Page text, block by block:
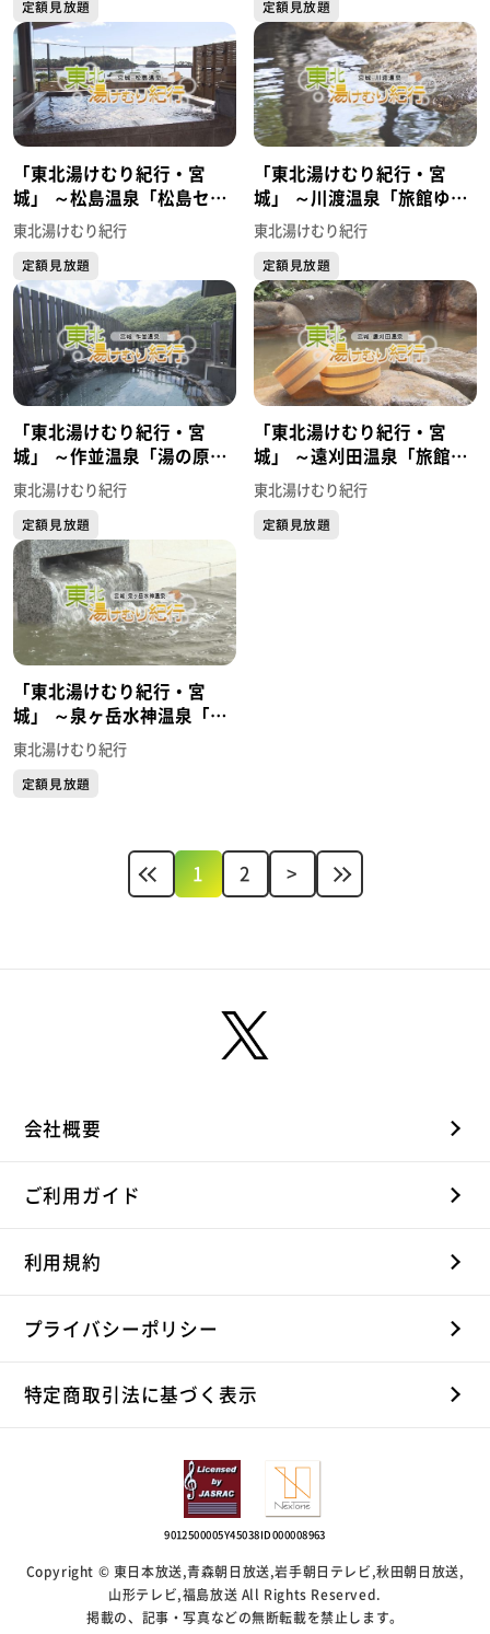
定額見放題 定額見放題
「東北湯けむり紀行・宮
城」 ～松島温泉「松島セン
チュリーホテル」～
東北湯けむり紀行
定額見放題
「東北湯けむり紀行・宮
城」 ～川渡温泉「旅館ゆ
さ」～
東北湯けむり紀行
定額見放題
「東北湯けむり紀行・宮
城」 ～作並温泉「湯の原ホ
テル」～
東北湯けむり紀行
定額見放題
「東北湯けむり紀行・宮
城」 ～遠刈田温泉「旅館源
兵衛」～
東北湯けむり紀行
定額見放題
「東北湯けむり紀行・宮
城」 ～泉ヶ岳水神温泉「泉
ピークベース」～
東北湯けむり紀行
定額見放題
1 2 >
会社概要
ご利用ガイド
利用規約
プライバシーポリシー
特定商取引法に基づく表示
9012500005Y45038 ID000008963
Copyright © 東日本放送,青森朝日放送,岩手朝日テレビ,秋田朝日放送,
山形テレビ,福島放送 All Rights Reserved.
掲載の、記事・写真などの無断転載を禁止します。